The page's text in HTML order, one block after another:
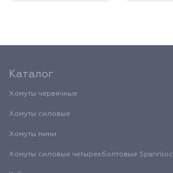
Каталог
Хомуты червячные
Хомуты силовые
Хомуты мини
Хомуты силовые четырехболтовые Spannloc